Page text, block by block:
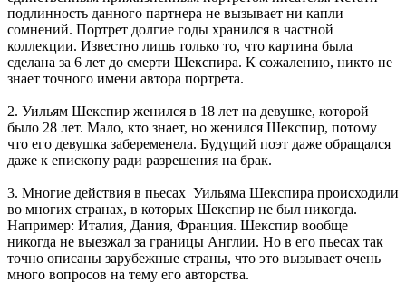
подлинность данного партнера не вызывает ни капли
сомнений. Портрет долгие годы хранился в частной
коллекции. Известно лишь только то, что картина была
сделана за 6 лет до смерти Шекспира. К сожалению, никто не
знает точного имени автора портрета.
2. Уильям Шекспир женился в 18 лет на девушке, которой
было 28 лет. Мало, кто знает, но женился Шекспир, потому
что его девушка забеременела. Будущий поэт даже обращался
даже к епископу ради разрешения на брак.
3. Многие действия в пьесах Уильяма Шекспира происходили
во многих странах, в которых Шекспир не был никогда.
Например: Италия, Дания, Франция. Шекспир вообще
никогда не выезжал за границы Англии. Но в его пьесах так
точно описаны зарубежные страны, что это вызывает очень
много вопросов на тему его авторства.